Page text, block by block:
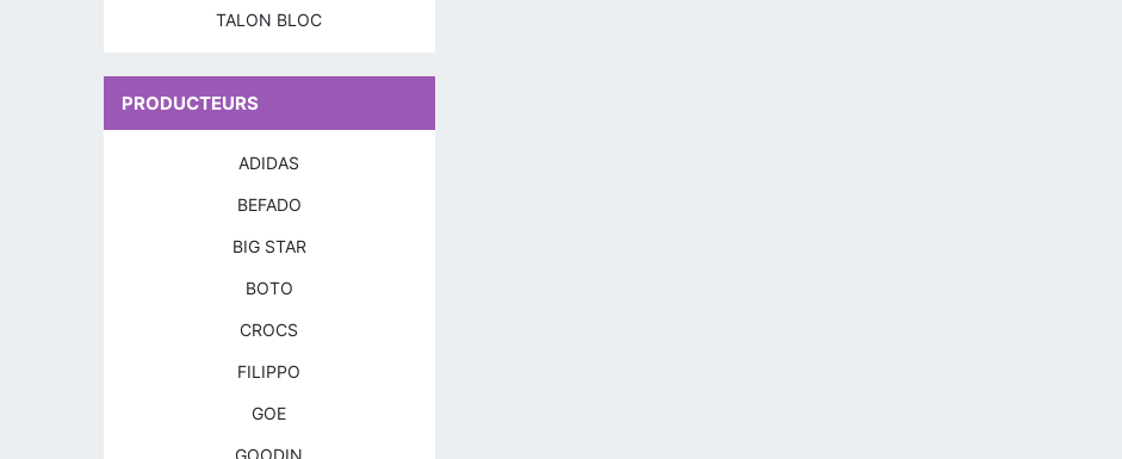
TALON BLOC
PRODUCTEURS
ADIDAS
BEFADO
BIG STAR
BOTO
CROCS
FILIPPO
GOE
GOODIN